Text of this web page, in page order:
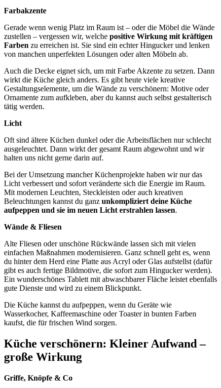
Farbakzente
Gerade wenn wenig Platz im Raum ist – oder die Möbel die Wände
zustellen – vergessen wir, welche positive Wirkung mit kräftigen
Farben zu erreichen ist. Sie sind ein echter Hingucker und lenken
von manchen unperfekten Lösungen oder alten Möbeln ab.
Auch die Decke eignet sich, um mit Farbe Akzente zu setzen. Dann
wirkt die Küche gleich anders. Es gibt heute viele kreative
Gestaltungselemente, um die Wände zu verschönern: Motive oder
Ornamente zum aufkleben, aber du kannst auch selbst gestalterisch
tätig werden.
Licht
Oft sind ältere Küchen dunkel oder die Arbeitsflächen nur schlecht
ausgeleuchtet. Dann wirkt der gesamt Raum abgewohnt und wir
halten uns nicht gerne darin auf.
Bei der Umsetzung mancher Küchenprojekte haben wir nur das
Licht verbessert und sofort veränderte sich die Energie im Raum.
Mit modernen Leuchten, Steckleisten oder auch kreativen
Beleuchtungen kannst du ganz unkompliziert deine Küche
aufpeppen und sie im neuen Licht erstrahlen lassen.
Wände & Fliesen
Alte Fliesen oder unschöne Rückwände lassen sich mit vielen
einfachen Maßnahmen modernisieren. Ganz schnell geht es, wenn
du hinter dem Herd eine Platte aus Acryl oder Glas aufstellst (dafür
gibt es auch fertige Bildmotive, die sofort zum Hingucker werden).
Ein wunderschönes Tablett mit abwaschbarer Fläche leistet ebenfalls
gute Dienste und wird zu einem Blickpunkt.
Die Küche kannst du aufpeppen, wenn du Geräte wie
Wasserkocher, Kaffeemaschine oder Toaster in bunten Farben
kaufst, die für frischen Wind sorgen.
Küche verschönern: Kleiner Aufwand –
große Wirkung
Griffe, Knöpfe & Co